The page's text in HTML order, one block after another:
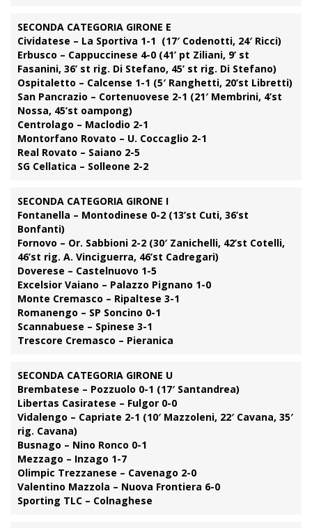
SECONDA CATEGORIA GIRONE E
Cividatese – La Sportiva 1-1 (17′ Codenotti, 24′ Ricci)
Erbusco – Cappuccinese 4-0 (41’ pt Ziliani, 9’ st
Fasanini, 36’ st rig. Di Stefano, 45’ st rig. Di Stefano)
Ospitaletto – Calcense 1-1 (5′ Ranghetti, 20’st Libretti)
San Pancrazio – Cortenuovese 2-1 (21′ Membrini, 4’st
Nossa, 45’st oampong)
Centrolago – Maclodio 2-1
Montorfano Rovato – U. Coccaglio 2-1
Real Rovato – Saiano 2-5
SG Cellatica – Solleone 2-2
SECONDA CATEGORIA GIRONE I
Fontanella – Montodinese 0-2 (13’st Cuti, 36’st
Bonfanti)
Fornovo – Or. Sabbioni 2-2 (30′ Zanichelli, 42’st Cotelli,
46’st rig. A. Vinciguerra, 46’st Cadregari)
Doverese – Castelnuovo 1-5
Excelsior Vaiano – Palazzo Pignano 1-0
Monte Cremasco – Ripaltese 3-1
Romanengo – SP Soncino 0-1
Scannabuese – Spinese 3-1
Trescore Cremasco – Pieranica
SECONDA CATEGORIA GIRONE U
Brembatese – Pozzuolo 0-1 (17′ Santandrea)
Libertas Casiratese – Fulgor 0-0
Vidalengo – Capriate 2-1 (10′ Mazzoleni, 22′ Cavana, 35′
rig. Cavana)
Busnago – Nino Ronco 0-1
Mezzago – Inzago 1-7
Olimpic Trezzanese – Cavenago 2-0
Valentino Mazzola – Nuova Frontiera 6-0
Sporting TLC – Colnaghese